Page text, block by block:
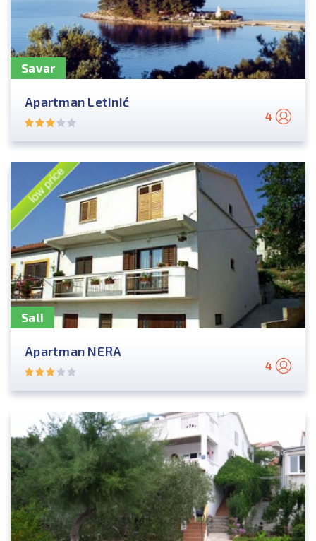
Savar
Apartman Letinić
4
Sali
Apartman NERA
4